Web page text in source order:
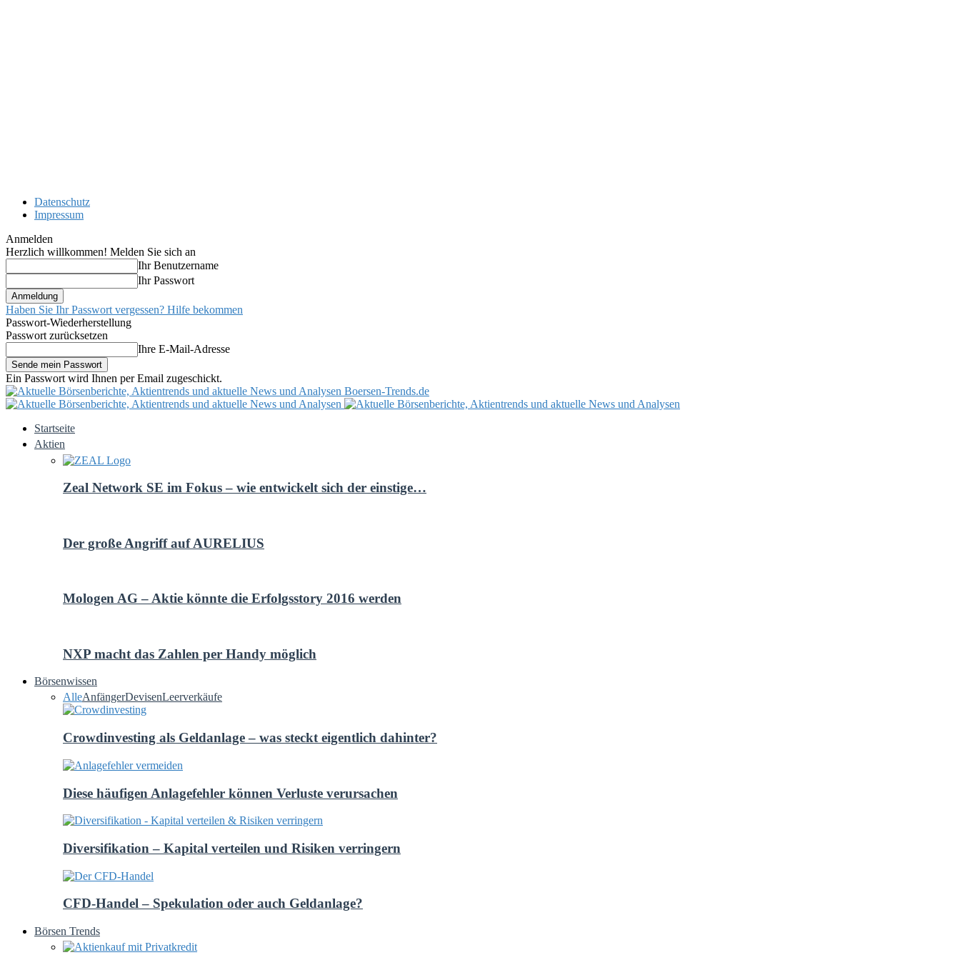
Datenschutz
Impressum
Anmelden
Herzlich willkommen! Melden Sie sich an
Ihr Benutzername
Ihr Passwort
Haben Sie Ihr Passwort vergessen? Hilfe bekommen
Passwort-Wiederherstellung
Passwort zurücksetzen
Ihre E-Mail-Adresse
Ein Passwort wird Ihnen per Email zugeschickt.
Boersen-Trends.de
Startseite
Aktien
Zeal Network SE im Fokus – wie entwickelt sich der einstige…
Der große Angriff auf AURELIUS
Mologen AG – Aktie könnte die Erfolgsstory 2016 werden
NXP macht das Zahlen per Handy möglich
Börsenwissen
AlleAnfängerDevisenLeerverkäufe
Crowdinvesting als Geldanlage – was steckt eigentlich dahinter?
Diese häufigen Anlagefehler können Verluste verursachen
Diversifikation – Kapital verteilen und Risiken verringern
CFD-Handel – Spekulation oder auch Geldanlage?
Börsen Trends